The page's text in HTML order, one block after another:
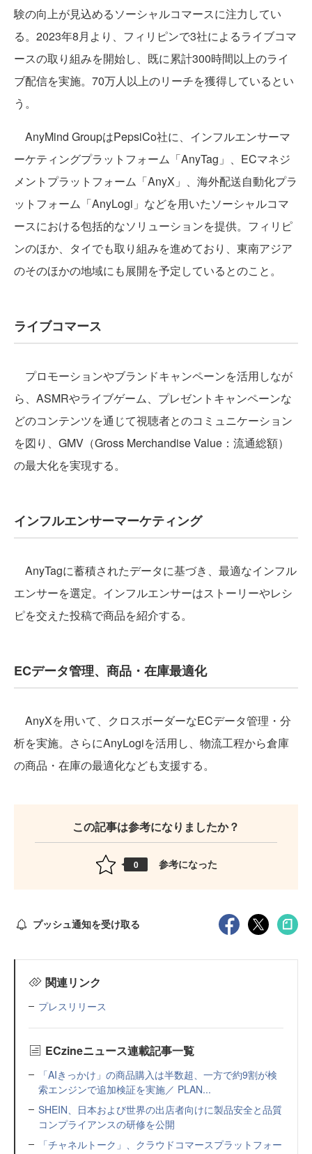
験の向上が見込めるソーシャルコマースに注力してい
る。2023年8月より、フィリピンで3社によるライブコマ
ースの取り組みを開始し、既に累計300時間以上のライ
ブ配信を実施。70万人以上のリーチを獲得しているとい
う。
AnyMind GroupはPepsiCo社に、インフルエンサーマ
ーケティングプラットフォーム「AnyTag」、ECマネジ
メントプラットフォーム「AnyX」、海外配送自動化プラ
ットフォーム「AnyLogi」などを用いたソーシャルコマ
ースにおける包括的なソリューションを提供。フィリピ
ンのほか、タイでも取り組みを進めており、東南アジア
のそのほかの地域にも展開を予定しているとのこと。
ライブコマース
プロモーションやブランドキャンペーンを活用しなが
ら、ASMRやライブゲーム、プレゼントキャンペーンな
どのコンテンツを通じて視聴者とのコミュニケーション
を図り、GMV（Gross Merchandise Value：流通総額）
の最大化を実現する。
インフルエンサーマーケティング
AnyTagに蓄積されたデータに基づき、最適なインフル
エンサーを選定。インフルエンサーはストーリーやレシ
ピを交えた投稿で商品を紹介する。
ECデータ管理、商品・在庫最適化
AnyXを用いて、クロスボーダーなECデータ管理・分
析を実施。さらにAnyLogiを活用し、物流工程から倉庫
の商品・在庫の最適化なども支援する。
この記事は参考になりましたか？
0 参考になった
プッシュ通知を受け取る
関連リンク
プレスリリース
ECzineニュース連載記事一覧
「AIきっかけ」の商品購入は半数超、一方で約9割が検
索エンジンで追加検証を実施／ PLAN...
SHEIN、日本および世界の出店者向けに製品安全と品質
コンプライアンスの研修を公開
「チャネルトーク」、クラウドコマースプラットフォー